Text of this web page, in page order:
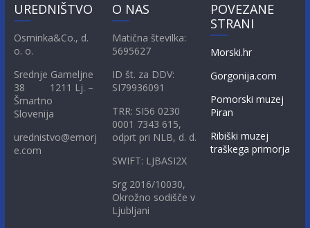
UREDNIŠTVO
Osminka&Co., d.
o. o.
Srednje Gameljne
38 1211 Lj. –
Šmartno
Slovenija
urednistvo@emorj
e.com
O NAS
Matična številka:
5695627
ID št. za DDV:
SI79936091
TRR: SI56 0230
0001 7343 615,
odprt pri NLB, d. d.
SWIFT: LJBASI2X
Srg 2016/10030,
Okrožno sodišče v
Ljubljani
POVEZANE
STRANI
Morski.hr
Gorgonija.com
Pomorski muzej
Piran
Ribiški muzej
traškega primorja